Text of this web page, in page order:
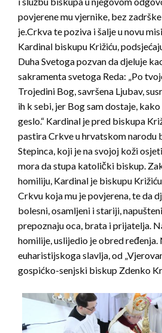
povjerene mu vjernike, bez
je.Crkva te poziva i šalje u novu
Kardinal biskupu Križiću,
Duha Svetoga pozvan da djeluje
sakramenta svetoga Reda: „Po
Trojedini Bog, savršena Ljubav,
ih k sebi, jer Bog sam dostaje,
geslo.“ Kardinal je pred biskupa
pastira Crkve u hrvatskom narodu
Stepinca, koji je na svojoj koži
mora da stupa katolički biskup.
homiliju, Kardinal je biskupu
Crkvu koja mu je povjerena, te da
bolesni, osamljeni i stariji,
prepoznaju oca, brata i prijatelja.
homilije, uslijedio je obred ređenja.
euharistijskoga slavlja, od
gospićko-senjski biskup Zdenko